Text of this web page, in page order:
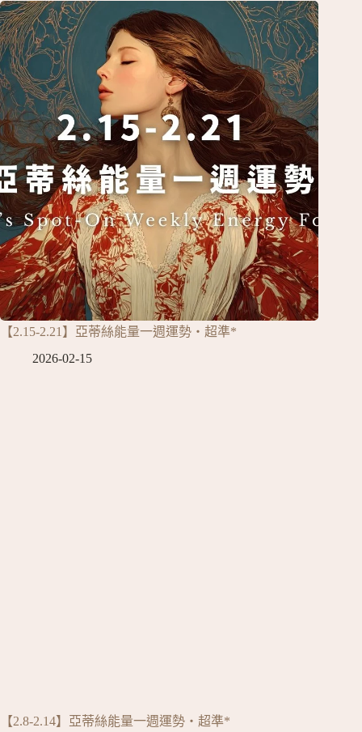
【2.15-2.21】亞蒂絲能量一週運勢‧超準*
2026-02-15
【2.8-2.14】亞蒂絲能量一週運勢‧超準*